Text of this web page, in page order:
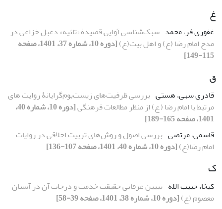
غ
غفوری فر، محمد سبک‌شناسی آوایی قصیدۀ «تائیه» دعبل خزاعی در
مدح امام رضا (ع) و اهل بیت(ع)
[دوره 10، شماره 37، 1401، صفحه
115-149]
ق
قادری سهی، هستی بررسی ظرفیت‌های زیست‌بوم‌گرایانۀ روایت های
مرتبط با امام رضا (,ع) از منظر مطالعات فرهنگی
[دوره 10، شماره 40،
1401، صفحه 165-189]
قاسمی، مرتضی بررسی اصول و روش‌های تربیت اخلاقی در روایات
امام رضا(ع)[دوره 10، شماره 40، 1401، صفحه 107-136]
ک
کیخا، حبیب الله تبیین عرفانی حقیقت خدمت و درجات آن در آستان
معصوم (ع)[دوره 10، شماره 38، 1401، صفحه 39-58]